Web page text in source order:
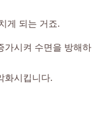
게 되는 거죠.
가시켜 수면을 방해하
화시킵니다.